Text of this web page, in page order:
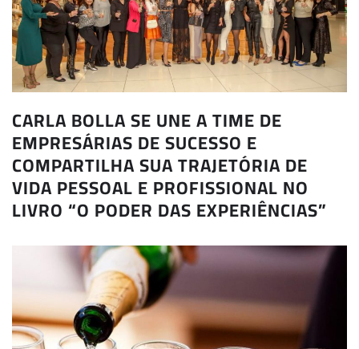
CARLA BOLLA SE UNE A TIME DE
EMPRESÁRIAS DE SUCESSO E
COMPARTILHA SUA TRAJETÓRIA DE
VIDA PESSOAL E PROFISSIONAL NO
LIVRO “O PODER DAS EXPERIÊNCIAS”